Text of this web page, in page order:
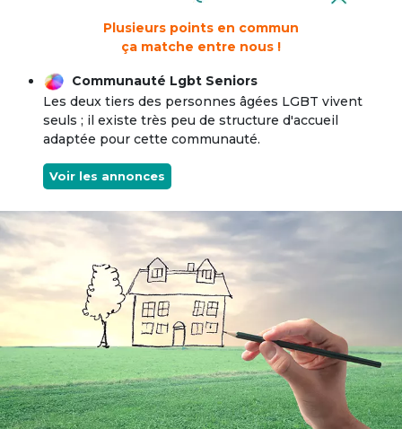
Plusieurs points en commun
ça matche entre nous !
Communauté Lgbt Seniors
Les deux tiers des personnes âgées LGBT vivent
seuls ; il existe très peu de structure d'accueil
adaptée pour cette communauté.
Voir les annonces